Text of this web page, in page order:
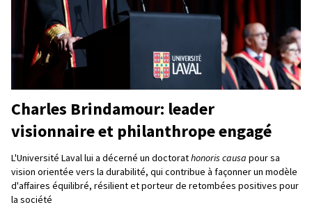
Charles Brindamour: leader
visionnaire et philanthrope engagé
L'Université Laval lui a décerné un doctorathonoris causa pour sa
vision orientée vers la durabilité, qui contribue à façonner un modèle
d'affaires équilibré, résilient et porteur de retombées positives pour
la société